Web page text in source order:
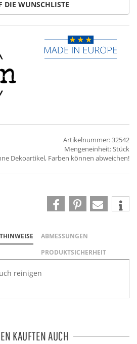
DIE WUNSCHLISTE
Artikelnummer: 32542
Mengeneinheit: Stück
Dekoartikel, Farben können abweichen!
ABMESSUNGEN
PRODUKTSICHERHEIT
reinigen
KAUFTEN AUCH